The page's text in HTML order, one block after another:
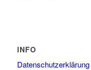
INFO
Datenschutzerklärung